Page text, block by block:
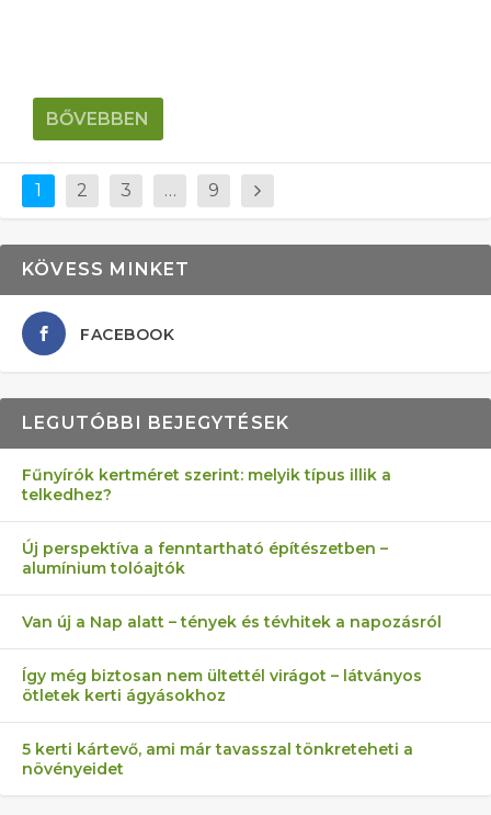
BŐVEBBEN
1 2 3 … 9
KÖVESS MINKET
FACEBOOK
LEGUTÓBBI BEJEGYTÉSEK
Fűnyírók kertméret szerint: melyik típus illik a
telkedhez?
Új perspektíva a fenntartható építészetben –
alumínium tolóajtók
Van új a Nap alatt – tények és tévhitek a napozásról
Így még biztosan nem ültettél virágot – látványos
ötletek kerti ágyásokhoz
5 kerti kártevő, ami már tavasszal tönkreteheti a
növényeidet